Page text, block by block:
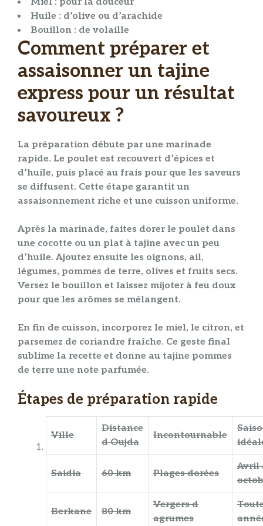
Huile : d’olive ou d’arachide
Bouillon : de volaille
Comment préparer et
assaisonner un tajine
express pour un résultat
savoureux ?
La préparation débute par une marinade
rapide. Le poulet est recouvert d’épices et
d’huile, puis placé au frais pour que les saveurs
se diffusent. Cette étape garantit un
assaisonnement riche et une cuissonuniforme.
Après la marinade, faites dorer le poulet dans
une cocotte ou un plat à tajine avec un peu
d’huile. Ajoutez ensuite les oignons, ail,
légumes, pommes de terre, olives et fruits secs.
Versez lebouillon et laissez mijoterà feu doux
pour que les arômes se mélangent.
En fin de cuisson, incorporez le miel, le citron, et
parsemez de coriandre fraîche. Ce geste final
sublime la recette et donne au tajine pommes
de terre une note parfumée.
Étapes de préparation rapide
Ville
Distance
d Oujda
Incontournable
Saidia 60 km Plages dorées
Avril
Berkane 80 km
Vergers d
agrumes